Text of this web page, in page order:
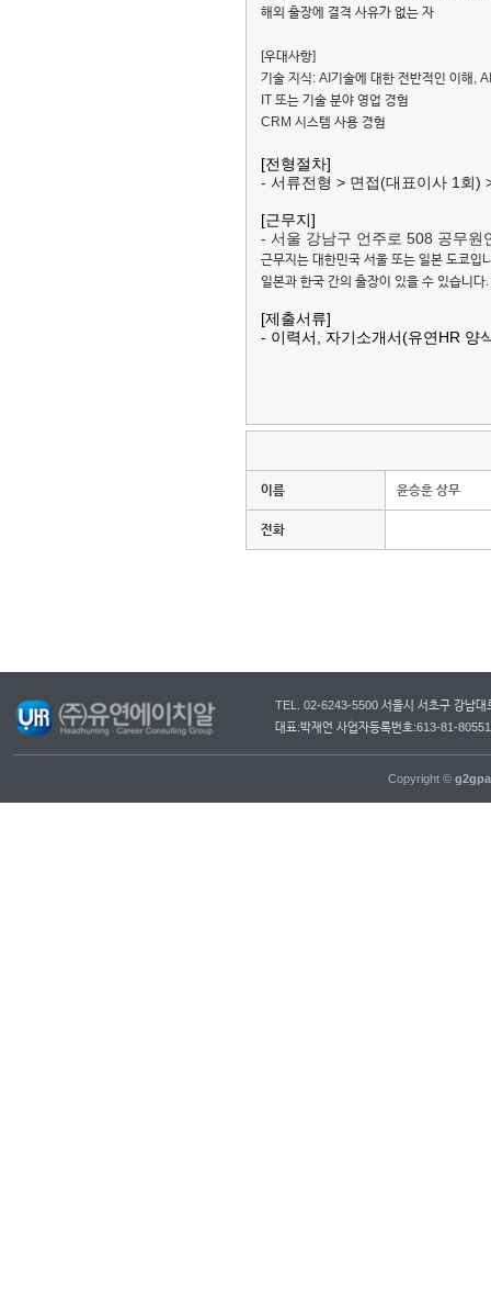
해외 출장에 결격 사유가 없는 자
[우대사항]
기술 지식: AI기술에 대한 전반적인 이해,
IT 또는 기술 분야 영업 경험
CRM 시스템 사용 경험
[전형절차]
- 서류전형 > 면접(대표이사 1회)
[근무지]
- 서울 강남구 언주로 508 공무원
근무지는 대한민국 서울 또는 일본 도쿄입
일본과 한국 간의 출장이 있을 수 있습니다.
[제출서류]
- 이력서 자기소개서(유연HR 양
이름 윤승훈 상무
전화
TEL. 02-6243-5500 서울시 서초구 강남대
대표:박재언 사업자등록번호:613-81-
Copyright ©